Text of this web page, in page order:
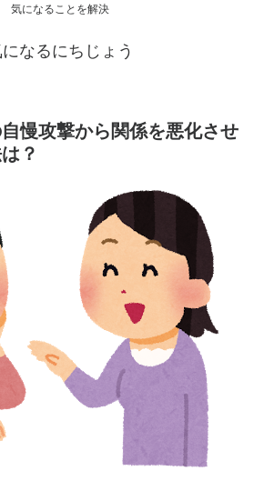
気になることを解決
なるにちじょう
慢攻撃から関係を悪化させ
？